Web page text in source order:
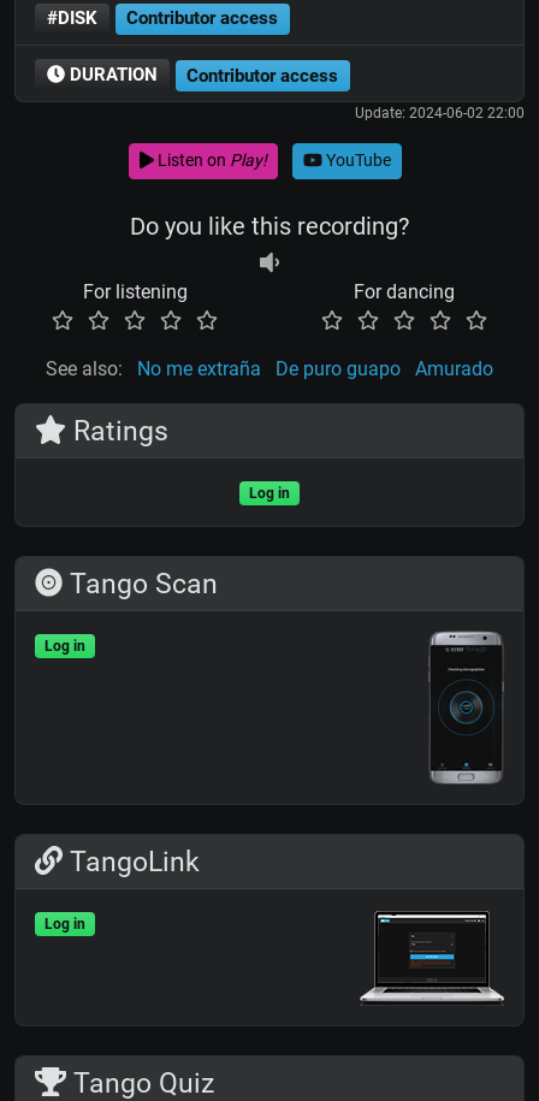
#DISK Contributor access
DURATION Contributor access
Update: 2024-06-02 22:00
Listen on Play! YouTube
Do you like this recording?
For listening For dancing
See also: No me extraña De puro guapo Amurado
Ratings
Log in
Tango Scan
Log in
TangoLink
Log in
Tango Quiz